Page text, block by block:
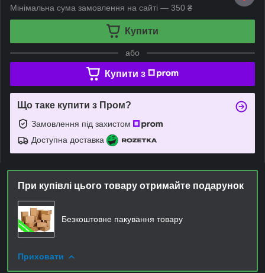
Мінімальна сума замовлення на сайті — 350 ₴
Купити
або
Купити з
Що таке купити з Пром?
Замовлення під захистом
Доступна доставка
При купівлі цього товару отримайте подарунок
Безкоштовне пакування товару
Приховати